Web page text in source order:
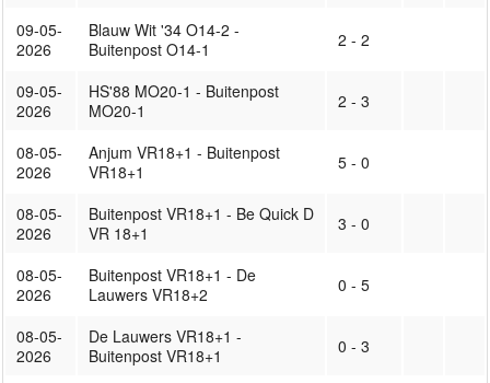
09-05-
2026
Blauw Wit '34 O14-2 -
Buitenpost O14-1
2 - 2
09-05-
2026
HS'88 MO20-1 - Buitenpost
MO20-1
2 - 3
08-05-
2026
Anjum VR18+1 - Buitenpost
VR18+1
5 - 0
08-05-
2026
Buitenpost VR18+1 - Be Quick D
VR 18+1
3 - 0
08-05-
2026
Buitenpost VR18+1 - De
Lauwers VR18+2
0 - 5
08-05-
2026
De Lauwers VR18+1 -
Buitenpost VR18+1
0 - 3